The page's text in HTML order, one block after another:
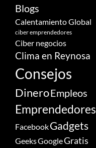
Blogs
Calentamiento Global
ciber emprendedores
Ciber negocios
Clima en Reynosa
Consejos
DineroEmpleos
Emprendedores
FacebookGadgets
GeeksGoogleGratis